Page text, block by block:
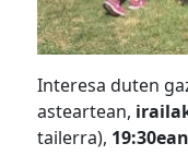
Interesa duten
asteartean,
tailerra), 19:30ean